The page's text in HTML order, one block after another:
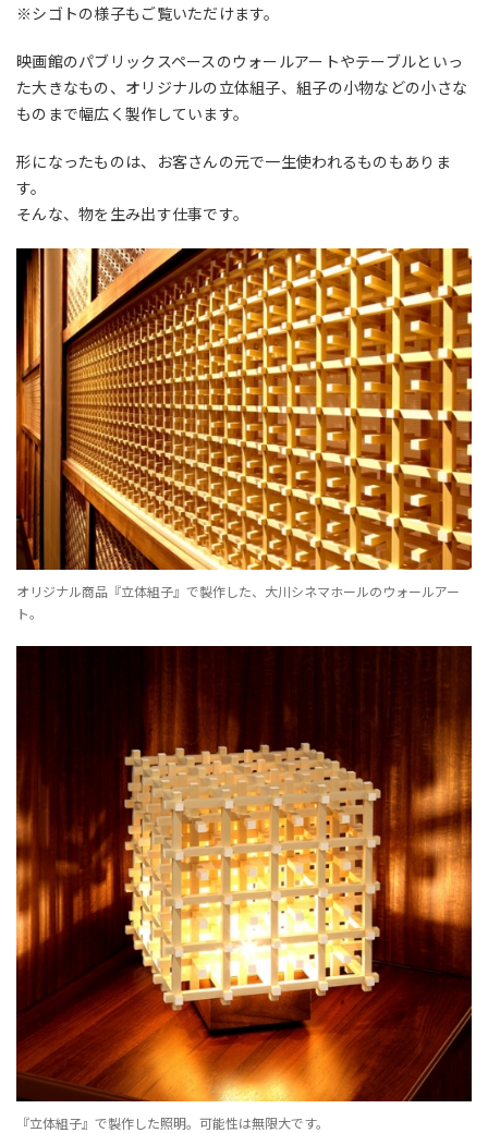
※シゴトの様子もご覧いただけます。
映画館のパブリックスペースのウォールアートやテーブルといっ
た大きなもの、オリジナルの立体組子、組子の小物などの小さな
ものまで幅広く製作しています。
形になったものは、お客さんの元で一生使われるものもありま
す。
そんな、物を生み出す仕事です。
オリジナル商品『立体組子』で製作した、大川シネマホールのウォールアー
ト。
『立体組子』で製作した照明。可能性は無限大です。